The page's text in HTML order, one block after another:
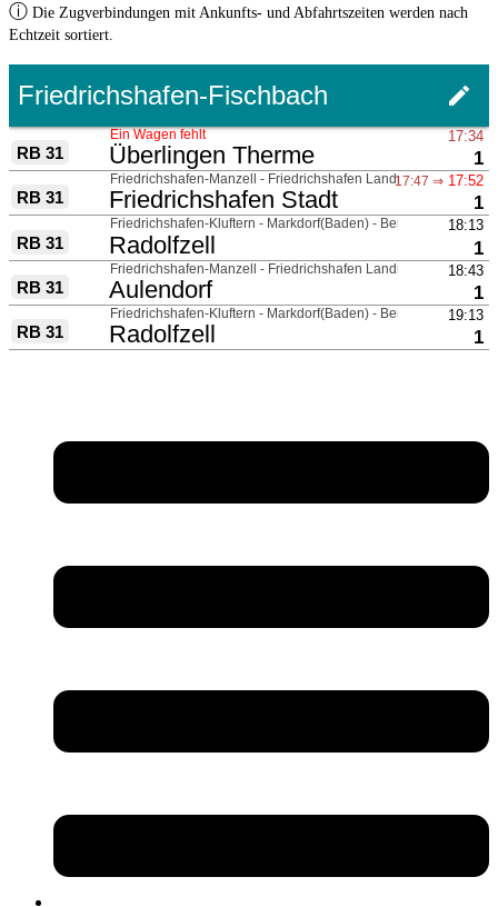
ⓘ Die Zugverbindungen mit Ankunfts- und Abfahrtszeiten werden nach
Echtzeit sortiert.